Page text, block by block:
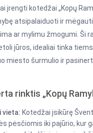
įrengti kotedžai „Kopų
atsipalaiduoti ir
ar mylimu žmogumi. Ši
jūros, idealiai tinka
miesto šurmulio ir
rinktis „Kopų
vieta: Kotedžai įsikūrę
pėsčiomis iki pajūrio, kur